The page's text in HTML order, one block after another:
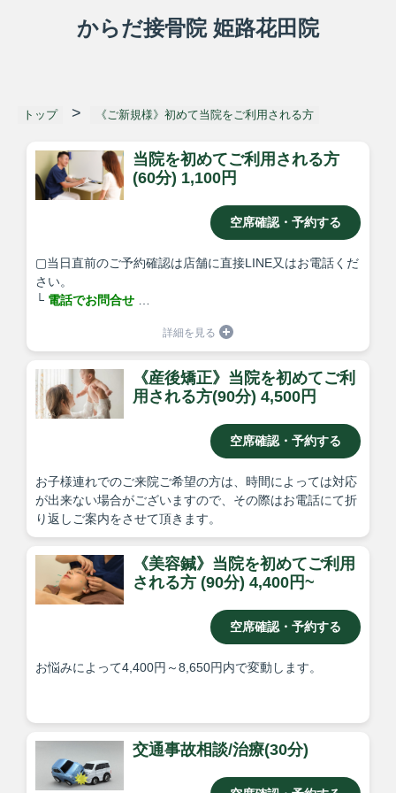
からだ接骨院 姫路花田院
トップ 《ご新規様》初めて当院をご利用される方
当院を初めてご利用される方
(60分) 1,100円
空席確認・予約する
▢当日直前のご予約確認は店舗に直接LINE又はお電話くだ
さい。
└ 電話でお問合せ
└公式LINEから相談
※通常初回60分～90分程度のお時間をいただいておりま
す。
▢住所はこちら 〒671-0251 兵庫県姫路市花田町上原田
《産後矯正》当院を初めてご利
用される方(90分) 4,500円
空席確認・予約する
お子様連れでのご来院ご希望の方は、時間によっては対応
が出来ない場合がございますので、その際はお電話にて折
り返しご案内をさせて頂きます。
《美容鍼》当院を初めてご利用
される方 (90分) 4,400円~
空席確認・予約する
お悩みによって4,400円～8,650円内で変動します。
交通事故相談/治療(30分)